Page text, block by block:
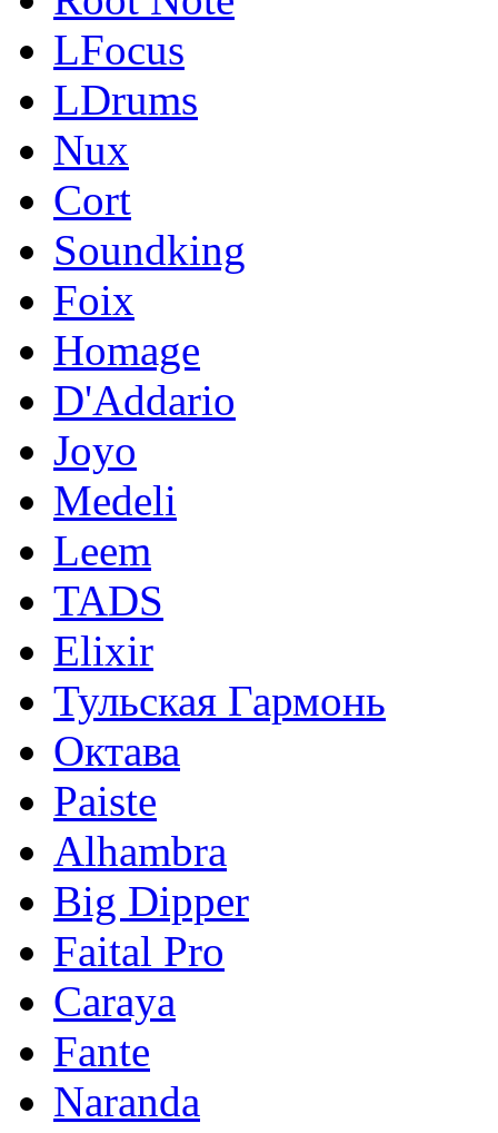
LFocus
LDrums
Nux
Cort
Soundking
Foix
Homage
D'Addario
Joyo
Medeli
Leem
TADS
Elixir
Тульская Гармонь
Октава
Paiste
Alhambra
Big Dipper
Faital Pro
Caraya
Fante
Naranda